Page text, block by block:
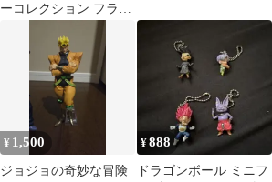
ーコレクション フラッ
トガシャポン コンプ
¥ 1,500
ジョジョの奇妙な冒険
¥888
ドラゴンボール ミニフ